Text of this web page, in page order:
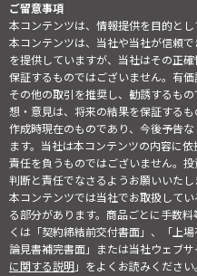
ご留意事項
本コンテンツは、情報提供を目的とし
本コンテンツは、当社や当社が信頼
を提供していますが、当社はその正
保証するものではございません。有
その他の取引を推奨し、勧誘するも
想・意見は、将来の結果を保証する
作成時現在のものであり、今後予告
ます。当社は本コンテンツの内容に
責任を負うものではございません。
判断と責任でなさるようお願いいたし
本コンテンツでは当社でお取扱して
る部分があります。商品ごとに手数
くは「契約締結前交付書面」、「上
論見書補完書面」または当社ウェブ
に関する説明」をよくお読みください。